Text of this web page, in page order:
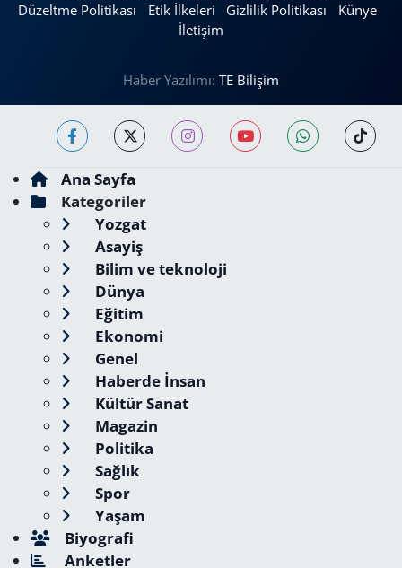
Düzeltme Politikası
Etik İlkeleri Gizlilik Politikası
Künye
İletişim
Haber Yazılımı: TE Bilişim
Ana Sayfa
Kategoriler
Yozgat
Asayiş
Bilim ve teknoloji
Dünya
Eğitim
Ekonomi
Genel
Haberde İnsan
Kültür Sanat
Magazin
Politika
Sağlık
Spor
Yaşam
Biyografi
Anketler